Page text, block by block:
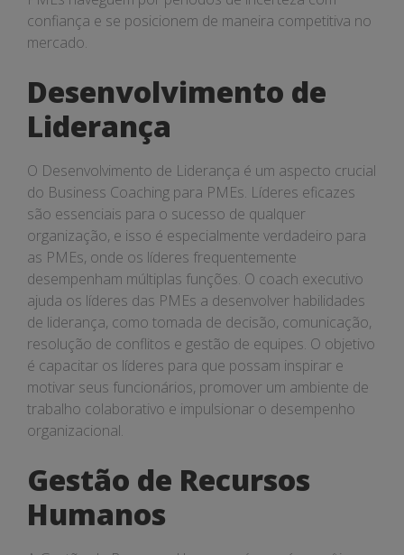
confiança e se posicionem de maneira competitiva no
mercado.
Desenvolvimento de
Liderança
O Desenvolvimento de Liderança é um aspecto crucial
do Business Coaching para PMEs. Líderes eficazes
são essenciais para o sucesso de qualquer
organização, e isso é especialmente verdadeiro para
as PMEs, onde os líderes frequentemente
desempenham múltiplas funções. O coach executivo
ajuda os líderes das PMEs a desenvolver habilidades
de liderança, como tomada de decisão, comunicação,
resolução de conflitos e gestão de equipes. O objetivo
é capacitar os líderes para que possam inspirar e
motivar seus funcionários, promover um ambiente de
trabalho colaborativo e impulsionar o desempenho
organizacional.
Gestão de Recursos
Humanos